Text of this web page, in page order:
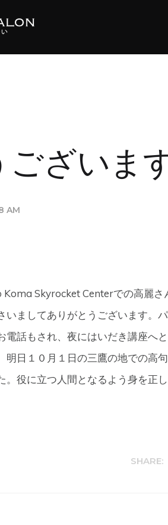
ざいま
AM
Skyrocket Centerでの高麗さ
いましてありがとうございます。
電話もされ、夜にはいだき講座へ
日１０月１日の三鷹の地での高
。役に立つ人間となるよう身を正
SHARE: